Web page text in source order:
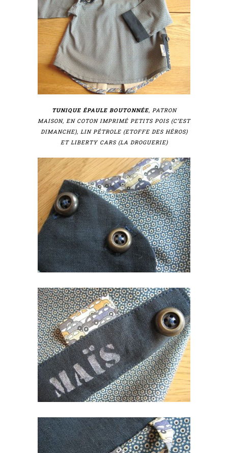
TUNIQUE ÉPAULE BOUTONNÉE, PATRON
MAISON, EN COTON IMPRIMÉ PETITS POIS (C’EST
DIMANCHE), LIN PÉTROLE (ETOFFE DES HÉROS)
ET LIBERTY CARS (LA DROGUERIE)